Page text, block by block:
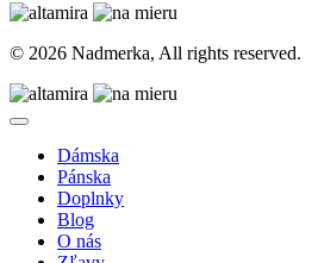
© 2026 Nadmerka, All rights reserved.
Dámska
Pánska
Doplnky
Blog
O nás